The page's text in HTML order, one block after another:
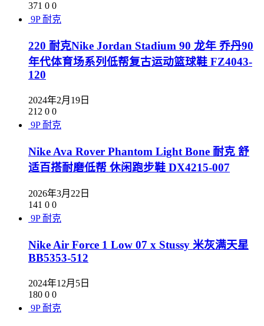
371 0 0
9P 耐克
220 耐克Nike Jordan Stadium 90 龙年 乔丹90
年代体育场系列低帮复古运动篮球鞋 FZ4043-
120
2024年2月19日
212 0 0
9P 耐克
Nike Ava Rover Phantom Light Bone 耐克 舒
适百搭耐磨低帮 休闲跑步鞋 DX4215-007
2026年3月22日
141 0 0
9P 耐克
Nike Air Force 1 Low 07 x Stussy 米灰满天星
BB5353-512
2024年12月5日
180 0 0
9P 耐克